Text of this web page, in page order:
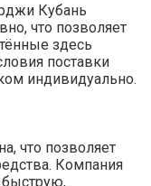
Кубань
что позволяет
здесь
поставки
индивидуально.
что позволяет
Компания
быструю,